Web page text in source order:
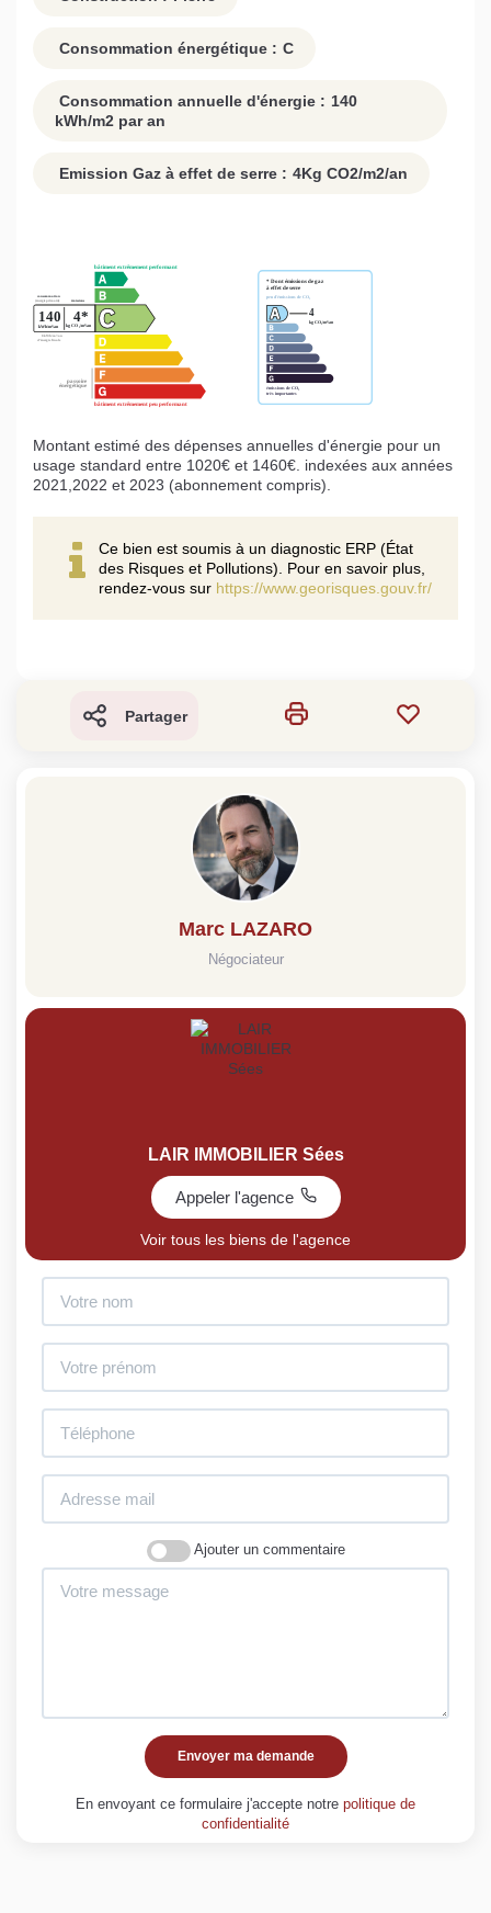
Consommation énergétique : C
Consommation annuelle d'énergie : 140
kWh/m2 par an
Emission Gaz à effet de serre : 4Kg CO2/m2/an
Montant estimé des dépenses annuelles d'énergie pour un
usage standard entre 1020€ et 1460€. indexées aux années
2021,2022 et 2023 (abonnement compris).
Ce bien est soumis à un diagnostic ERP (État
des Risques et Pollutions). Pour en savoir plus,
rendez-vous sur https://www.georisques.gouv.fr/
Partager
Marc LAZARO
Négociateur
LAIR IMMOBILIER Sées
Appeler l'agence
Voir tous les biens de l'agence
Ajouter un commentaire
Envoyer ma demande
En envoyant ce formulaire j'accepte notre politique de
confidentialité